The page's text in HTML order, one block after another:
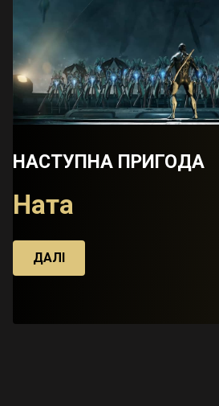
НАСТУПНА ПРИГОДА
Ната
ДАЛІ